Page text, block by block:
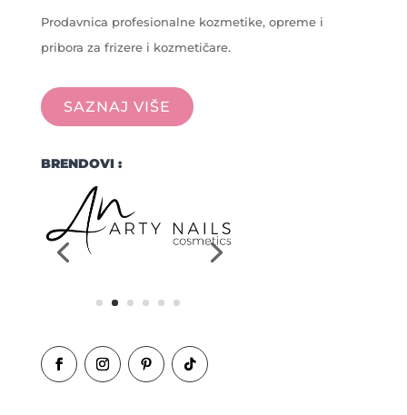
Prodavnica profesionalne kozmetike, opreme i
pribora za frizere i kozmetičare.
SAZNAJ VIŠE
BRENDOVI :